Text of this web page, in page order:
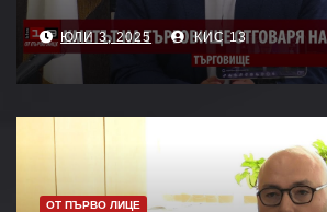
ЮЛИ 3, 2025 КИС 13
ОТ ПЪРВО ЛИЦЕ